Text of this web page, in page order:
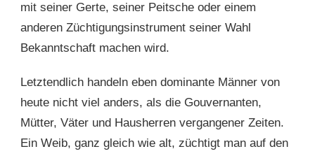
mit seiner Gerte, seiner Peitsche oder einem
anderen Züchtigungsinstrument seiner Wahl
Bekanntschaft machen wird.
Letztendlich handeln eben dominante Männer von
heute nicht viel anders, als die Gouvernanten,
Mütter, Väter und Hausherren vergangener Zeiten.
Ein Weib, ganz gleich wie alt, züchtigt man auf den